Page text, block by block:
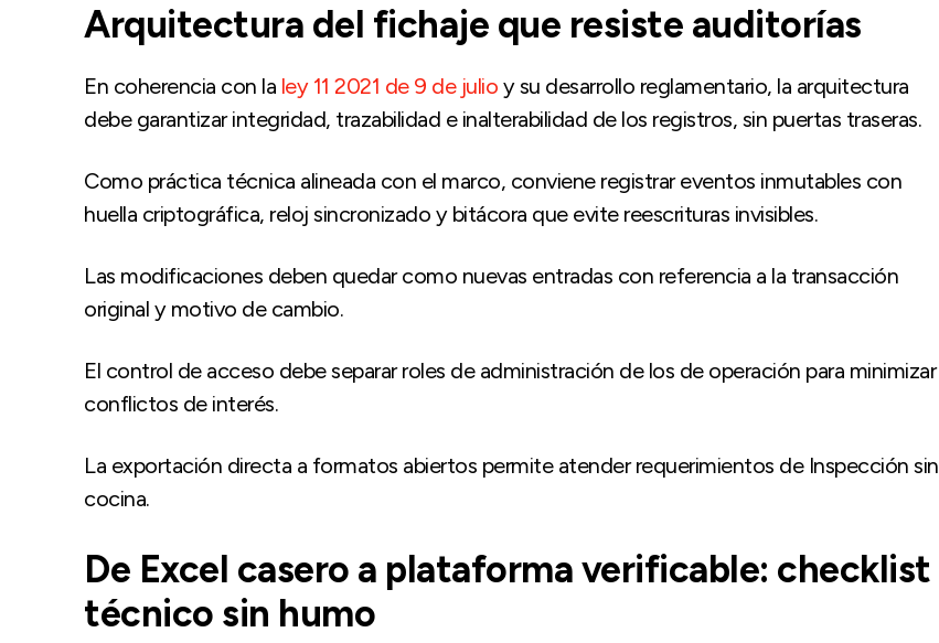
Arquitectura del fichaje que resiste auditorías
En coherencia con la ley 11 2021 de 9 de julio y su desarrollo reglamentario, la arquitectura
debe garantizar integridad, trazabilidad e inalterabilidad de los registros, sin puertas traseras.
Como práctica técnica alineada con el marco, conviene registrar eventos inmutables con
huella criptográfica, reloj sincronizado y bitácora que evite reescrituras invisibles.
Las modificaciones deben quedar como nuevas entradas con referencia a la transacción
original y motivo de cambio.
El control de acceso debe separar roles de administración de los de operación para minimizar
conflictos de interés.
La exportación directa a formatos abiertos permite atender requerimientos de Inspección sin
cocina.
De Excel casero a plataforma verificable: checklist
técnico sin humo